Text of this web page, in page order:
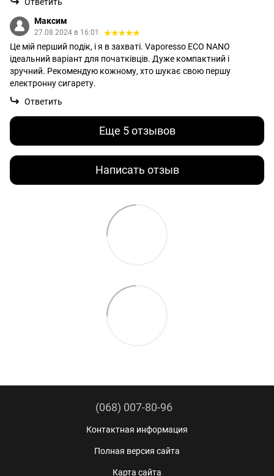
Максим
27.08.2024 в 16:01
Це мій перший подік, і я в захваті. Vaporesso ECO NANO
ідеальний варіант для початківців. Дуже компактний і
зручний. Рекомендую кожному, хто шукає свою першу
електронну сигарету.
Ответить
Еще 5 отзывов
Написать отзыв
(068) 007-80-96
Контактная информация
Полная версия сайта
Карта сайта